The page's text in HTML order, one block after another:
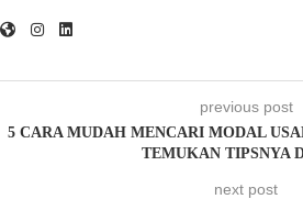
previous post
5 CARA MUDAH MENCARI MODAL
TEMUKAN TIPSNYA
next post